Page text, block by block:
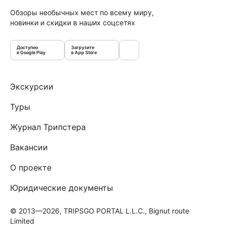
Обзоры необычных мест по всему миру,
новинки и скидки в наших соцсетях
Доступно
в Google Play
Загрузите
в App Store
Экскурсии
Туры
Журнал Трипстера
Вакансии
О проекте
Юридические документы
© 2013—2026, TRIPSGO PORTAL L.L.C., Bignut route
Limited